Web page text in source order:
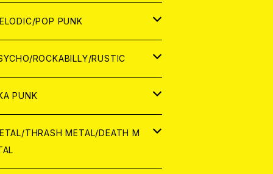
ログ
ログ
POP PUNK
ROCKABILLY/RUSTIC
PUNK
THRASH METAL/DEATH M